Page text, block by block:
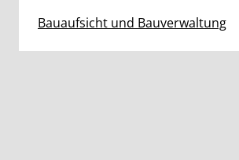
Bauaufsicht und Bauverwaltung